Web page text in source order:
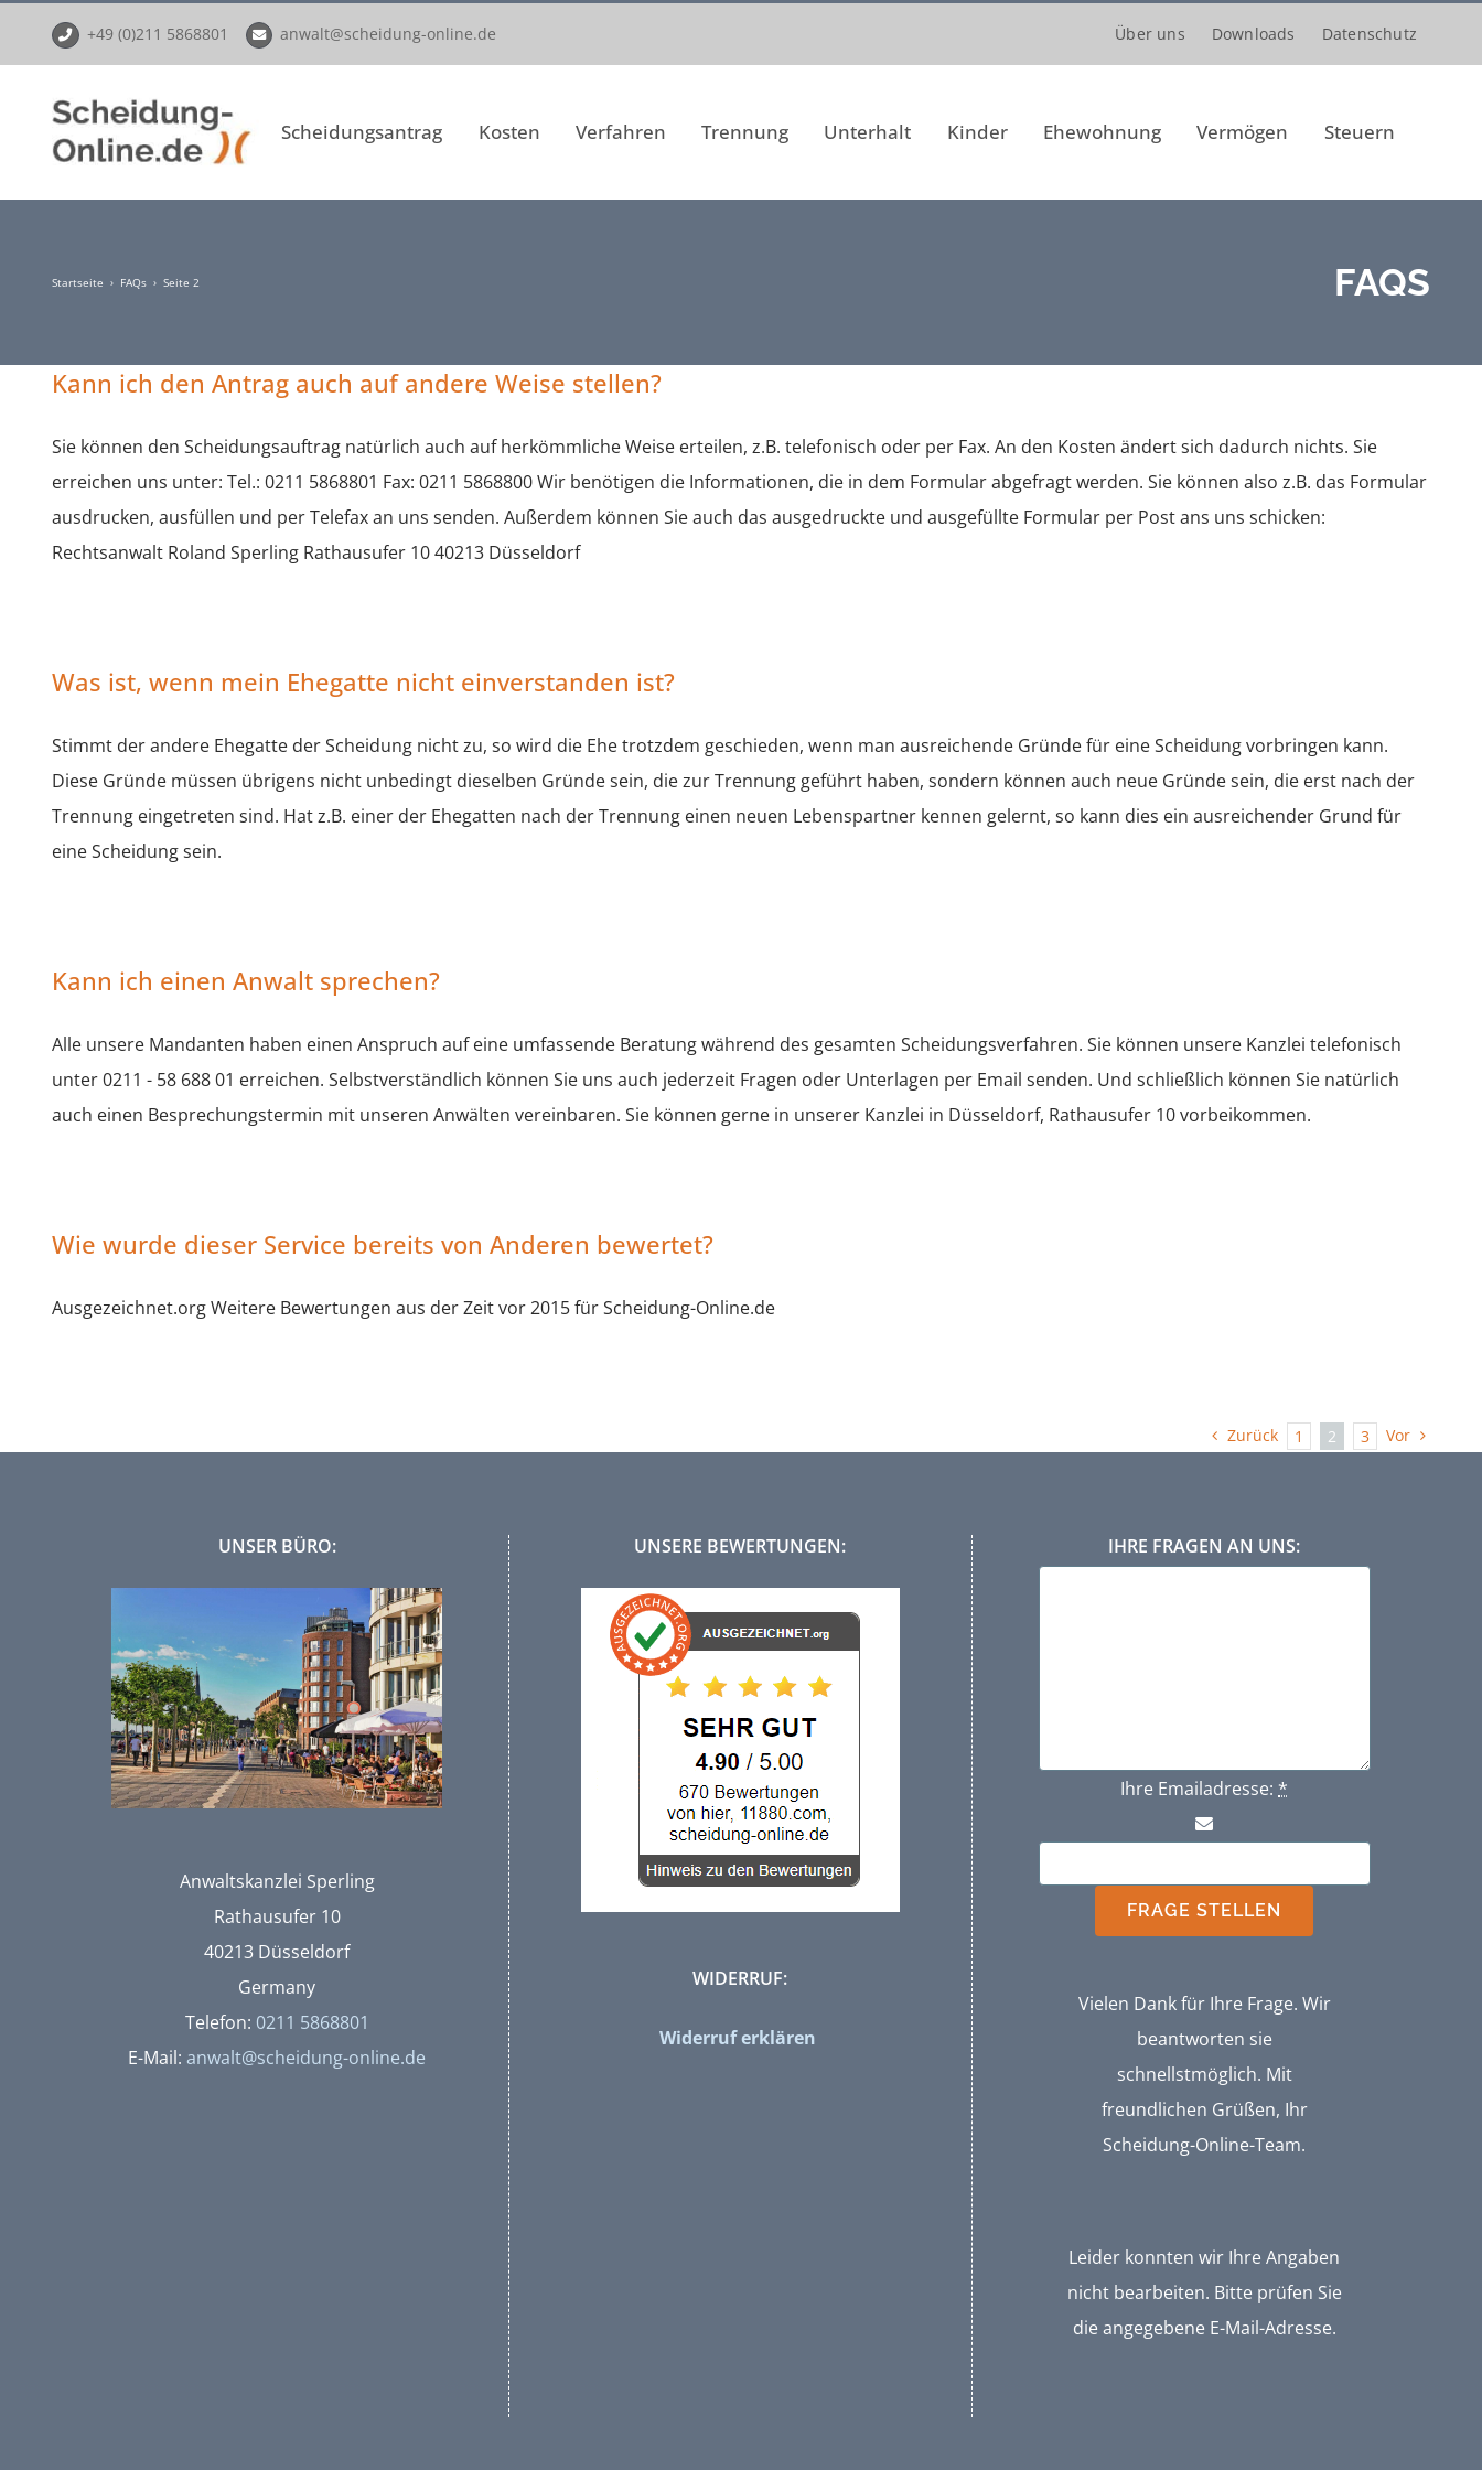
+49 (0)211 5868801 anwalt@scheidung-online.de Über uns Downloads Datenschutz
Scheidungsantrag Kosten Verfahren Trennung Unterhalt Kinder Ehewohnung Vermögen Steuern
FAQS
Startseite › FAQs › Seite 2
Kann ich den Antrag auch auf andere Weise stellen?
Sie können den Scheidungsauftrag natürlich auch auf herkömmliche Weise erteilen, z.B. telefonisch oder per Fax. An den Kosten ändert sich dadurch nichts. Sie
erreichen uns unter: Tel.: 0211 5868801 Fax: 0211 5868800 Wir benötigen die Informationen, die in dem Formular abgefragt werden. Sie können also z.B. das Formular
ausdrucken, ausfüllen und per Telefax an uns senden. Außerdem können Sie auch das ausgedruckte und ausgefüllte Formular per Post ans uns schicken:
Rechtsanwalt Roland Sperling Rathausufer 10 40213 Düsseldorf
Was ist, wenn mein Ehegatte nicht einverstanden ist?
Stimmt der andere Ehegatte der Scheidung nicht zu, so wird die Ehe trotzdem geschieden, wenn man ausreichende Gründe für eine Scheidung vorbringen kann.
Diese Gründe müssen übrigens nicht unbedingt dieselben Gründe sein, die zur Trennung geführt haben, sondern können auch neue Gründe sein, die erst nach der
Trennung eingetreten sind. Hat z.B. einer der Ehegatten nach der Trennung einen neuen Lebenspartner kennen gelernt, so kann dies ein ausreichender Grund für
eine Scheidung sein.
Kann ich einen Anwalt sprechen?
Alle unsere Mandanten haben einen Anspruch auf eine umfassende Beratung während des gesamten Scheidungsverfahren. Sie können unsere Kanzlei telefonisch
unter 0211 - 58 688 01 erreichen. Selbstverständlich können Sie uns auch jederzeit Fragen oder Unterlagen per Email senden. Und schließlich können Sie natürlich
auch einen Besprechungstermin mit unseren Anwälten vereinbaren. Sie können gerne in unserer Kanzlei in Düsseldorf, Rathausufer 10 vorbeikommen.
Wie wurde dieser Service bereits von Anderen bewertet?
Ausgezeichnet.org Weitere Bewertungen aus der Zeit vor 2015 für Scheidung-Online.de
Zurück 1 2 3 Vor
UNSER BÜRO:
Anwaltskanzlei Sperling
Rathausufer 10
40213 Düsseldorf
Germany
Telefon: 0211 5868801
E-Mail:anwalt@scheidung-online.de
UNSERE BEWERTUNGEN:
WIDERRUF:
Widerruf erklären
IHRE FRAGEN AN UNS:
Ihre Emailadresse: *
FRAGE STELLEN
Vielen Dank für Ihre Frage. Wir
beantworten sie
schnellstmöglich. Mit
freundlichen Grüßen, Ihr
Scheidung-Online-Team.
Leider konnten wir Ihre Angaben
nicht bearbeiten. Bitte prüfen Sie
die angegebene E-Mail-Adresse.